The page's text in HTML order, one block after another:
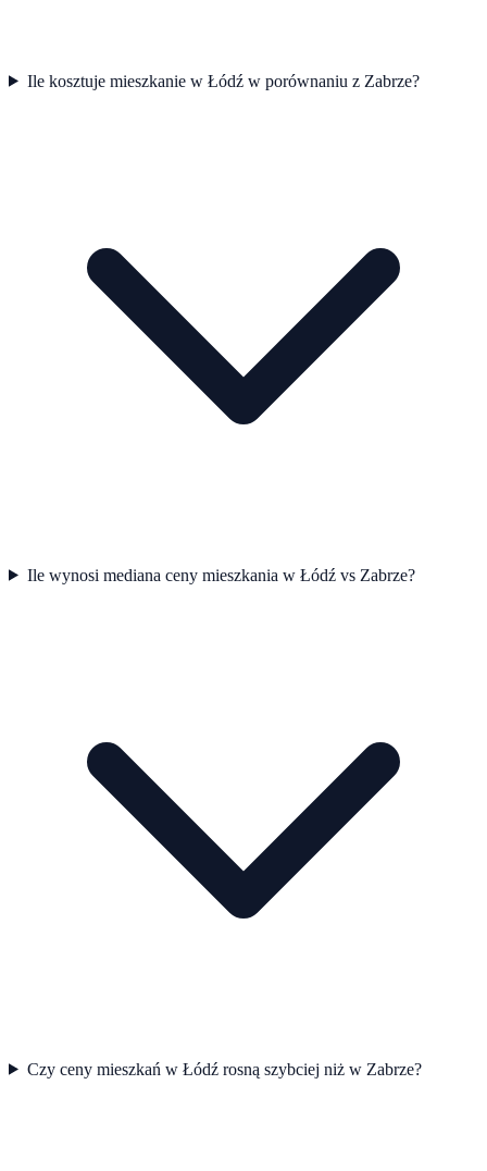
Ile kosztuje mieszkanie w Łódź w porównaniu z Zabrze?
Ile wynosi mediana ceny mieszkania w Łódź vs Zabrze?
Czy ceny mieszkań w Łódź rosną szybciej niż w Zabrze?